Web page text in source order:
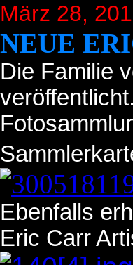
März 28,
NEUE
Die Familie
Ebenfalls
Eric Carr